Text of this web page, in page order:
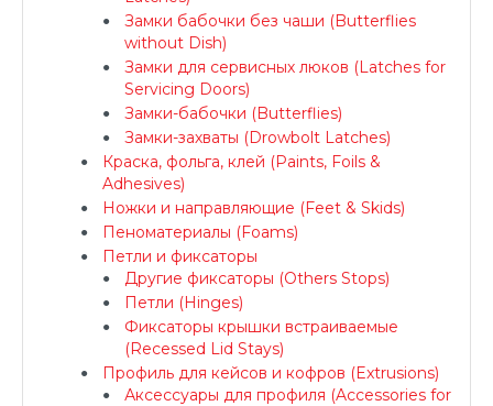
Замки бабочки без чаши (Butterflies
without Dish)
Замки для сервисных люков (Latches for
Servicing Doors)
Замки-бабочки (Butterflies)
Замки-захваты (Drowbolt Latches)
Краска, фольга, клей (Paints, Foils &
Adhesives)
Ножки и направляющие (Feet & Skids)
Пеноматериалы (Foams)
Петли и фиксаторы
Другие фиксаторы (Others Stops)
Петли (Hinges)
Фиксаторы крышки встраиваемые
(Recessed Lid Stays)
Профиль для кейсов и кофров (Extrusions)
Аксессуары для профиля (Accessories for